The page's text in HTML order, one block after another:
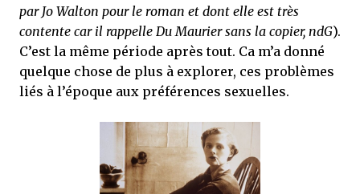
par Jo Walton pour le roman et dont elle est très
contente car il rappelle Du Maurier sans la copier, ndG).
C’est la même période après tout. Ca m’a donné
quelque chose de plus à explorer, ces problèmes
liés à l’époque aux préférences sexuelles.